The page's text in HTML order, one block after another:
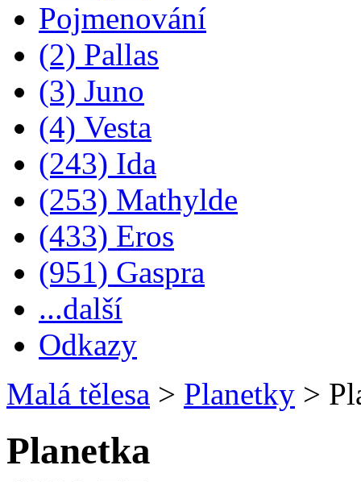
Pojmenování
(2) Pallas
(3) Juno
(4) Vesta
(243) Ida
(253) Mathylde
(433) Eros
(951) Gaspra
...další
Odkazy
Malá tělesa > Planetky >
Planetka